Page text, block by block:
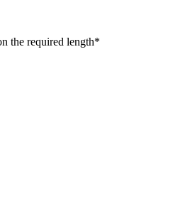
the required length*